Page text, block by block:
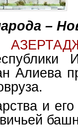
–
АЗЕРТА
Алиева
и